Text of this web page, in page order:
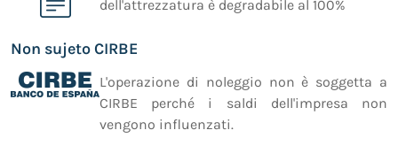
dell'attrezzatura è degradabile al 100%
Non sujeto CIRBE
L'operazione di noleggio non è soggetta a
CIRBE perché i saldi dell'impresa non
vengono influenzati.